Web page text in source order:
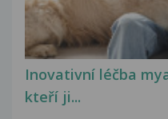
Inovativní léčba
kteří ji...